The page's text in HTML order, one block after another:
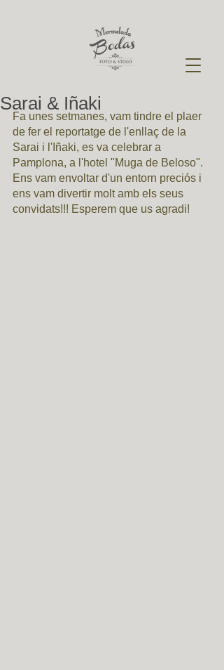
Sarai & Iñaki
Fa unes setmanes, vam tindre el plaer
de fer el reportatge de l'enllaç de la
Sarai i l'Iñaki, es va celebrar a
Pamplona, a l'hotel "Muga de Beloso".
Ens vam envoltar d'un entorn preciós i
ens vam divertir molt amb els seus
convidats!!! Esperem que us agradi!